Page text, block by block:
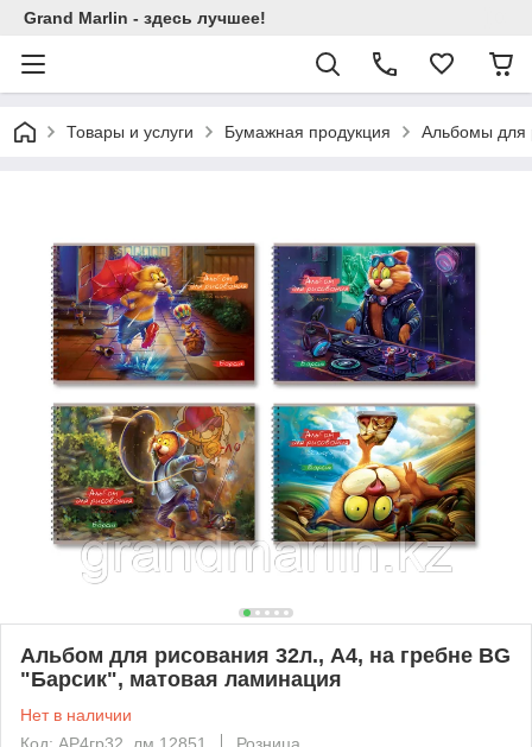
Grand Marlin - здесь лучшее!
Товары и услуги Бумажная продукция Альбомы для
Альбом для рисования 32л., А4, на гребне BG
"Барсик", матовая ламинация
Нет в наличии
Код: АР4гр32_лм 12851
Розница